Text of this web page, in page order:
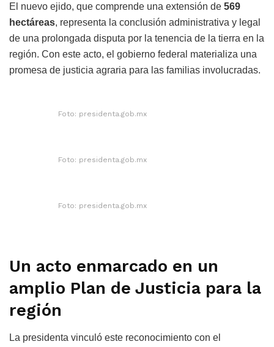
El nuevo ejido, que comprende una extensión de 569
hectáreas, representa la conclusión administrativa y legal
de una prolongada disputa por la tenencia de la tierra en la
región. Con este acto, el gobierno federal materializa una
promesa de justicia agraria para las familias involucradas.
Foto: presidenta.gob.mx
Foto: presidenta.gob.mx
Foto: presidenta.gob.mx
Un acto enmarcado en un
amplio Plan de Justicia para la
región
La presidenta vinculó este reconocimiento con el